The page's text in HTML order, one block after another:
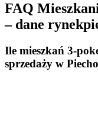
FAQ
– dane
Ile mieszkań 3-
sprzedaży w